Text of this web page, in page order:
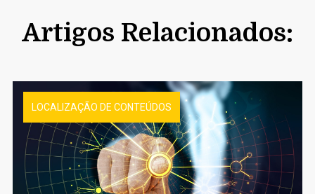
Artigos Relacionados:
LOCALIZAÇÃO DE CONTEÚDOS